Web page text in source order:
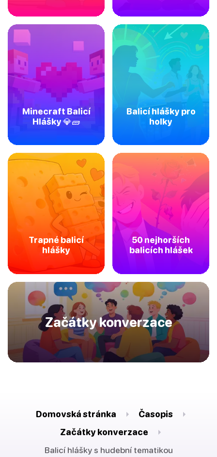
Minecraft Balicí
Hlášky 💎🧱
Balicí hlášky pro
holky
Trapné balicí
hlášky
50 nejhorších
balicích hlášek
Začátky konverzace
Domovská stránka
Časopis
Začátky konverzace
Balicí hlášky s hudební tematikou